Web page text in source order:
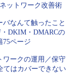
ットワーク改善術
バなんて触ったこと
DKIM・DMARCの
75ページ
ワークの運用／保守
てはカバーできない